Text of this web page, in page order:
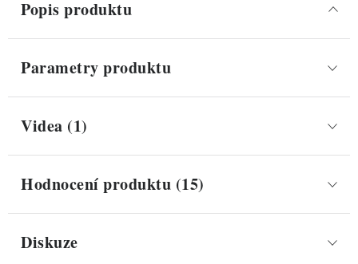
Popis produktu
Parametry produktu
Videa (1)
Hodnocení produktu (15)
Diskuze